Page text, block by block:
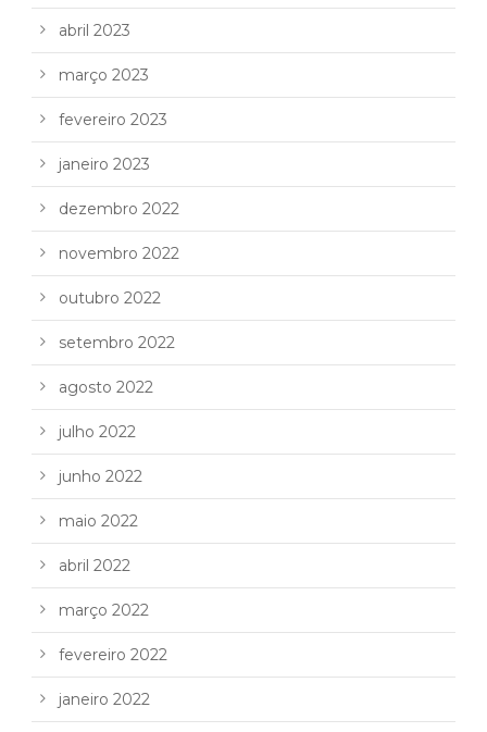
abril 2023
março 2023
fevereiro 2023
janeiro 2023
dezembro 2022
novembro 2022
outubro 2022
setembro 2022
agosto 2022
julho 2022
junho 2022
maio 2022
abril 2022
março 2022
fevereiro 2022
janeiro 2022